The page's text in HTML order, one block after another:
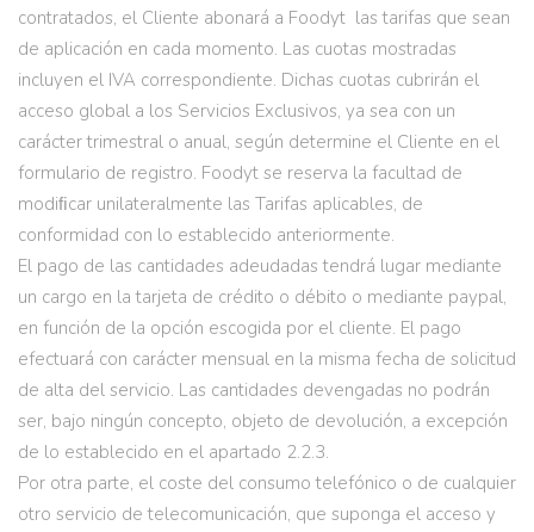
contratados, el Cliente abonará a Foodyt las tarifas que sean
de aplicación en cada momento. Las cuotas mostradas
incluyen el IVA correspondiente. Dichas cuotas cubrirán el
acceso global a los Servicios Exclusivos, ya sea con un
carácter trimestral o anual, según determine el Cliente en el
formulario de registro. Foodyt se reserva la facultad de
modiﬁcar unilateralmente las Tarifas aplicables, de
conformidad con lo establecido anteriormente.
El pago de las cantidades adeudadas tendrá lugar mediante
un cargo en la tarjeta de crédito o débito o mediante paypal,
en función de la opción escogida por el cliente. El pago
efectuará con carácter mensual en la misma fecha de solicitud
de alta del servicio. Las cantidades devengadas no podrán
ser, bajo ningún concepto, objeto de devolución, a excepción
de lo establecido en el apartado 2.2.3.
Por otra parte, el coste del consumo telefónico o de cualquier
otro servicio de telecomunicación, que suponga el acceso y